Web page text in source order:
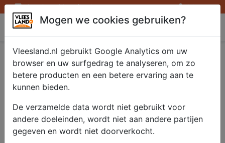
Openingstijden afhaalpunten Inloggen
Vleesland
Frenched racks N.Z.
2x350 gr. bevr.
Artikelnummer
51502
Mogen we cookies gebruiken?
Vleesland.nl gebruikt Google Analytics om uw
browser en uw surfgedrag te analyseren, om zo
betere producten en een betere ervaring aan te
kunnen bieden.
De verzamelde data wordt niet gebruikt voor
andere doeleinden, wordt niet aan andere partijen
gegeven en wordt niet doorverkocht.